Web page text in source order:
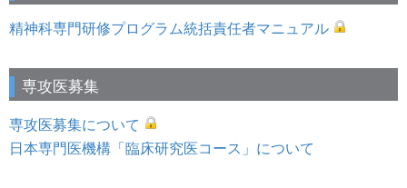
精神科専門研修プログラム統括責任者マニュアル
専攻医募集
専攻医募集について
日本専門医機構「臨床研究医コース」について